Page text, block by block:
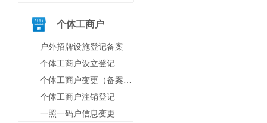
个体工商户
户外招牌设施登记备案
个体工商户设立登记
个体工商户变更（备案）登记
个体工商户注销登记
一照一码户信息变更